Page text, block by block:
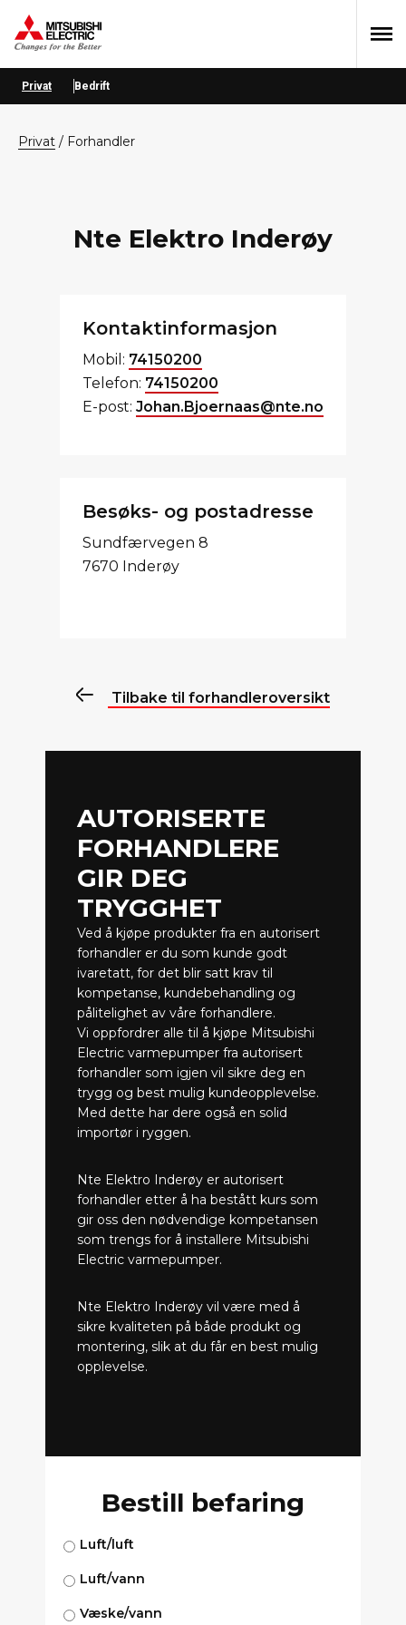
Hopp
menyen
Hopp
Hopp
Privat Bedrift
privat / Forhandler
Nte Elektro Inderøy
Kontaktinformasjon
Mobil: 74150200
Telefon: 74150200
E-post: Johan.Bjoernaas@nte.no
Besøks- og postadresse
Sundfærvegen 8
7670 Inderøy
Tilbake til forhandleroversikt
AUTORISERTE
FORHANDLERE
GIR DEG
TRYGGHET
Ved å kjøpe produkter fra en autorisert
forhandler er du som kunde godt
ivaretatt, for det blir satt krav til
kompetanse, kundebehandling og
pålitelighet av våre forhandlere.
Vi oppfordrer alle til å kjøpe Mitsubishi
Electric varmepumper fra autorisert
forhandler som igjen vil sikre deg en
trygg og best mulig kundeopplevelse.
Med dette har dere også en solid
importør i ryggen.
Nte Elektro Inderøy er autorisert
forhandler etter å ha bestått kurs som
gir oss den nødvendige kompetansen
som trengs for å installere Mitsubishi
Electric varmepumper.
Nte Elektro Inderøy vil være med å
sikre kvaliteten på både produkt og
montering, slik at du får en best mulig
opplevelse.
Bestill befaring
Luft/luft
Luft/vann
Væske/vann